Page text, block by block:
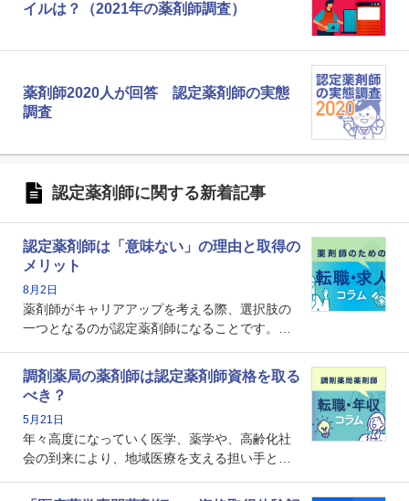
イルは？（2021年の薬剤師調査）
薬剤師2020人が回答 認定薬剤師の実態
調査
認定薬剤師に関する新着記事
認定薬剤師は「意味ない」の理由と取得の
メリット
8月2日
薬剤師がキャリアアップを考える際、選択肢の
一つとなるのが認定薬剤師になることです。し
という声を聞いたことがあるかもしれません。
本記事では、認定薬剤師が「意味ない」といわ
れる理由や、取得するメリット、年収・キャリ
アへの影響を解説します。
調剤薬局の薬剤師は認定薬剤師資格を取る
べき？
5月21日
年々高度になっていく医学、薬学や、高齢化社
会の到来により、地域医療を支える担い手とし
で、重要度が増しているのが認定薬剤師という